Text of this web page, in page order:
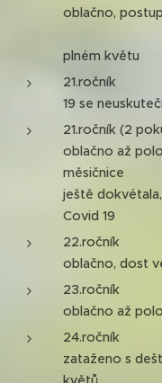
oblačno,
plném květu
21.ročník
19 se
21.ročník (2
oblačno až
ještě
Covid 19
22.ročník
oblačno, dost
23.ročník
oblačno až
24.ročník
zataženo s